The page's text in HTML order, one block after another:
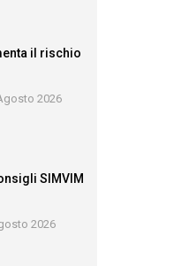
il rischio
2026
SIMVIM
2026